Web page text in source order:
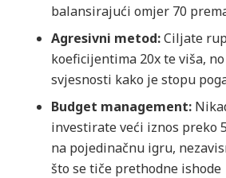
balansirajući omjer 70
Agresivni metod:Ciljate
koeficijentima 20x te viša,
svjesnosti kako je stopu
Budget management:
investirate veći iznos preko
na pojedinačnu igru,
što se tiče prethodne ishode